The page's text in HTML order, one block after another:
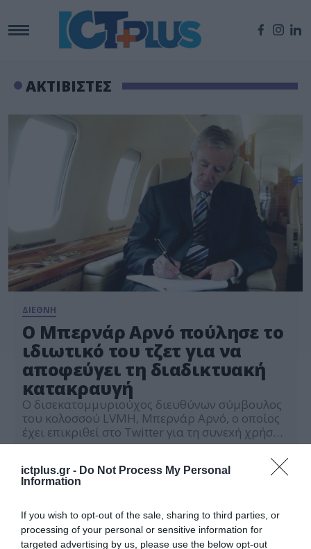
ictplus.gr - Do Not Process My Personal
Information
If you wish to opt-out of the sale, sharing to third parties, or
processing of your personal or sensitive information for
targeted advertising by us, please use the below opt-out
ΑΚΤΙΒΙΣΤΕΣ
ΔΙΕΘΝΗ
Ο Μπερνάρ Αρνό πούλησε το
ιδιωτικό του τζετ για να
αποφεύγει τη διαδικτυακή
κατακραυγή
Ο δισεκατομμυριούχος διευθύνων σύμβουλος
του κολοσσού LVMH, Μπερνάρ Αρνό, ο οποίος
έχει επικριθεί στο Twitter για τη συνεxή χρήση
ιδιωτικών τζετ, σταμάτησε να χρησιμοποιεί το
νοικιάζει αεροπλάνα για να εμποδίσει το
Twitterverse να παρακολουθεί τις πτήσεις του.
λογαριασμοί στο Twitter όπως ο «I Fly […]